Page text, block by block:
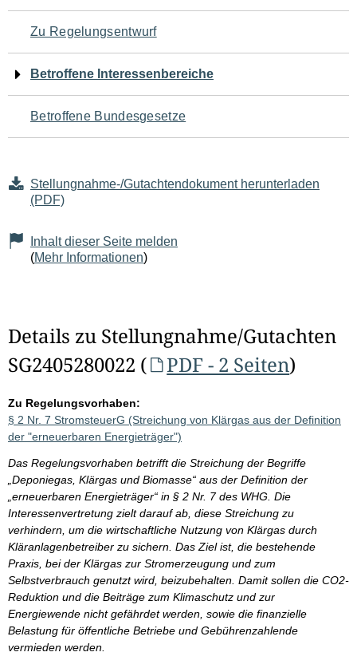
für
den
Seiteninhalt
Zu Regelungsentwurf
Betroffene Interessenbereiche
Betroffene Bundesgesetze
Stellungnahme-/Gutachtendokument herunterladen
(PDF)
Inhalt dieser Seite melden
(Mehr Informationen)
Details zu Stellungnahme/Gutachten
SG2405280022 (
PDF - 2 Seiten)
Zu Regelungsvorhaben:
§ 2 Nr. 7 StromsteuerG (Streichung von Klärgas aus der Definition
der "erneuerbaren Energieträger")
Das Regelungsvorhaben betrifft die Streichung der Begriffe
„Deponiegas, Klärgas und Biomasse“ aus der Definition der
„erneuerbaren Energieträger“ in § 2 Nr. 7 des WHG. Die
Interessenvertretung zielt darauf ab, diese Streichung zu
verhindern, um die wirtschaftliche Nutzung von Klärgas durch
Kläranlagenbetreiber zu sichern. Das Ziel ist, die bestehende
Praxis, bei der Klärgas zur Stromerzeugung und zum
Selbstverbrauch genutzt wird, beizubehalten. Damit sollen die CO2-
Reduktion und die Beiträge zum Klimaschutz und zur
Energiewende nicht gefährdet werden, sowie die finanzielle
Belastung für öffentliche Betriebe und Gebührenzahlende
vermieden werden.